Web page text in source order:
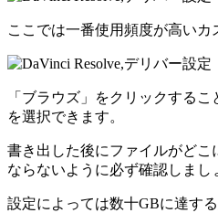
ここでは一番使用頻度が高いカ
「ブラウズ」をクリックする
を選択できます。
書き出した後にファイルがどこ
ならないように必ず確認しまし
設定によっては数十GBに達す